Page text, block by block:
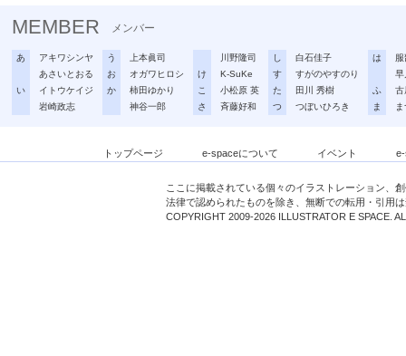
MEMBER メンバー
あ
アキワシンヤ
あさいとおる
い
イトウケイジ
岩崎政志
う
上本眞司
お
オガワヒロシ
か
柿田ゆかり
神谷一郎
川野隆司
け
K-SuKe
こ
小松原 英
さ
斉藤好和
し
白石佳子
す
すがのやすのり
た
田川 秀樹
つ
つぼいひろき
は
早
ふ
古
ま
トップページ e-spaceについて イベント
ここに掲載されている個々のイラストレーション、
法律で認められたものを除き、無断での転用・引用
COPYRIGHT 2009-2026 ILLUSTRATOR E SPACE.